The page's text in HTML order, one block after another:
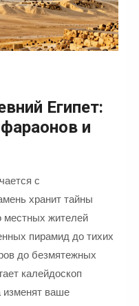
Египет:
и
с
хранит тайны
местных жителей
пирамид до тихих
до безмятежных
калейдоскоп
изменят ваше